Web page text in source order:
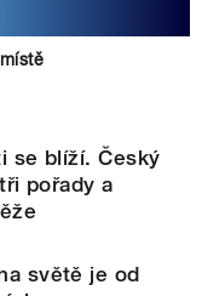
se blíží. Český
pořady a
světě je od